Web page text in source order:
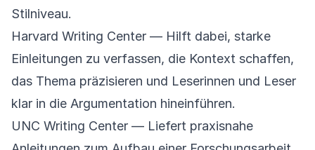
Stilniveau.
Harvard Writing Center — Hilft dabei, starke
Einleitungen zu verfassen, die Kontext schaffen,
das Thema präzisieren und Leserinnen und Leser
klar in die Argumentation hineinführen.
UNC Writing Center — Liefert praxisnahe